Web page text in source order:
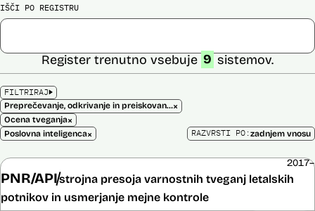
IŠČI PO REGISTRU
FILTRIRAJ
Preprečevanje, odkrivanje in preiskovanje kaznivih dejanj×
Ocena tveganja×
Poslovna inteligenca×
Register trenutno vsebuje 9 sistemov.
RAZVRSTI PO:zadnjem vnosu
PNR/APIstrojna presoja varnostnih tveganj letalskih
potnikov in usmerjanje mejne kontrole
2017–